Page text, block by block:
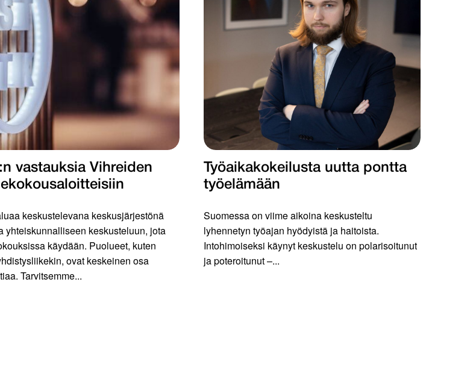
vastauksia Vihreiden
keskustelevana keskusjärjestönä
yhteiskunnalliseen keskusteluun, jota
käydään. Puolueet, kuten
ovat keskeinen osa
Tarvitsemme...
Työaikakokeilusta uutta pontta
työelämään
Suomessa on viime aikoina keskusteltu
lyhennetyn työajan hyödyistä ja haitoista.
Intohimoiseksi käynyt keskustelu on polarisoitunut
ja poteroitunut –...